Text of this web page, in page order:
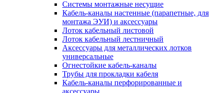
Системы монтажные несущие
Кабель-каналы настенные (парапетные, для
монтажа ЭУИ) и аксессуары
Лоток кабельный листовой
Лоток кабельный лестничный
Аксессуары для металлических лотков
универсальные
Огнестойкие кабель-каналы
Трубы для прокладки кабеля
Кабель-каналы перфорированные и
аксессуары